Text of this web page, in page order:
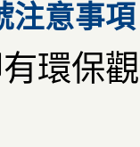
注意事項
環保